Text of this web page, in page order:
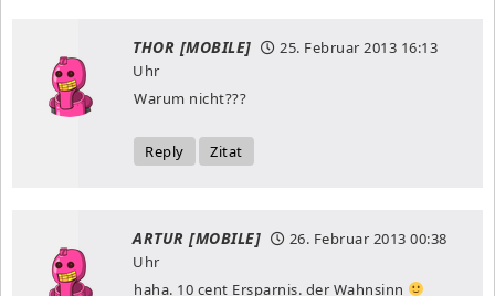
THOR [MOBILE] 25. Februar 2013 16:13
Uhr
Warum nicht???
Reply Zitat
ARTUR [MOBILE] 26. Februar 2013 00:38
Uhr
haha. 10 cent Ersparnis. der Wahnsinn